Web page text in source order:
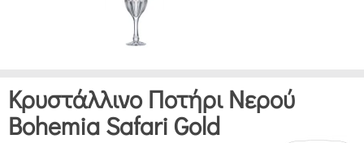
Κρυστάλλινο Ποτήρι Νερού
Bohemia Safari Gold